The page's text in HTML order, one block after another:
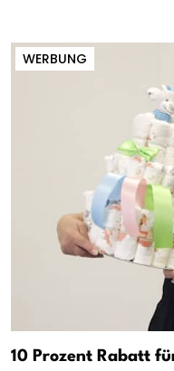
WERBUNG
10 Prozent Rabatt